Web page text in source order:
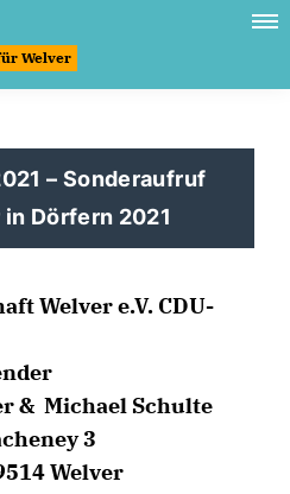
Welver
– Sonderaufruf
Dörfern 2021
Welver e.V. CDU-
& Michael Schulte
3
Welver